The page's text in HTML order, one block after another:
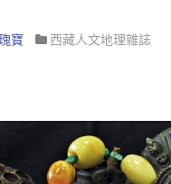
寶
西藏人文地理雜誌